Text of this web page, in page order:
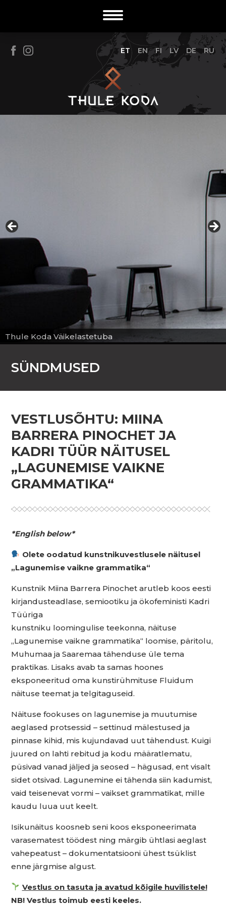
ET EN FI LV DE RU
Thule Koda Väikelastetuba
SÜNDMUSED
VESTLUSÕHTU: MIINA
BARRERA PINOCHET JA
KADRI TÜÜR NÄITUSEL
„LAGUNEMISE VAIKNE
GRAMMATIKA“
*English below*
Olete oodatud kunstnikuvestlusele näitusel
„Lagunemise vaikne grammatika“
Kunstnik Miina Barrera Pinochet arutleb koos eesti
kirjandusteadlase, semiootiku ja ökofeministi Kadri
Tüüriga
kunstniku loomingulise teekonna, näituse
„Lagunemise vaikne grammatika“ loomise, päritolu,
Muhumaa ja Saaremaa tähenduse üle tema
praktikas. Lisaks avab ta samas hoones
eksponeeritud oma kunstirühmituse Fluidum
näituse teemat ja telgitaguseid.
Näituse fookuses on lagunemise ja muutumise
aeglased protsessid – settinud mälestused ja
pinnase kihid, mis kujundavad uut tähendust. Kuigi
juured on lahti rebitud ja kodu määratlematu,
püsivad vanad jäljed ja seosed – hägusad, ent visalt
sidet otsivad. Lagunemine ei tähenda siin kadumist,
vaid teisenevat vormi – vaikset grammatikat, mille
kaudu luua uut keelt.
Isikunäitus koosneb seni koos eksponeerimata
varasematest töödest ning märgib ühtlasi aeglast
vahepeatust – dokumentatsiooni ühest tsüklist
enne järgmise algust.
Vestlus on tasuta ja avatud kõigile huvilistele!
NB! Vestlus toimub eesti keeles.